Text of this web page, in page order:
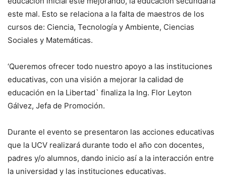
este mal. Esto se relaciona a la falta de maestros de los
cursos de: Ciencia, Tecnología y Ambiente, Ciencias
Sociales y Matemáticas.
‘Queremos ofrecer todo nuestro apoyo a las instituciones
educativas, con una visión a mejorar la calidad de
educación en la Libertad` finaliza la Ing. Flor Leyton
Gálvez, Jefa de Promoción.
Durante el evento se presentaron las acciones educativas
que la UCV realizará durante todo el año con docentes,
padres y/o alumnos, dando inicio así a la interacción entre
la universidad y las instituciones educativas.